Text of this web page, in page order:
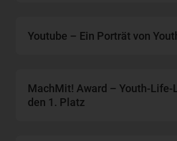
Youtube – Ein Porträt von
MachMit! Award – Youth-Life-
den 1. Platz